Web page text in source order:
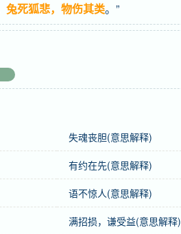
兔死狐悲，物伤其类。”
失魂丧胆(意思解释)
有约在先(意思解释)
语不惊人(意思解释)
满招损，谦受益(意思解释)